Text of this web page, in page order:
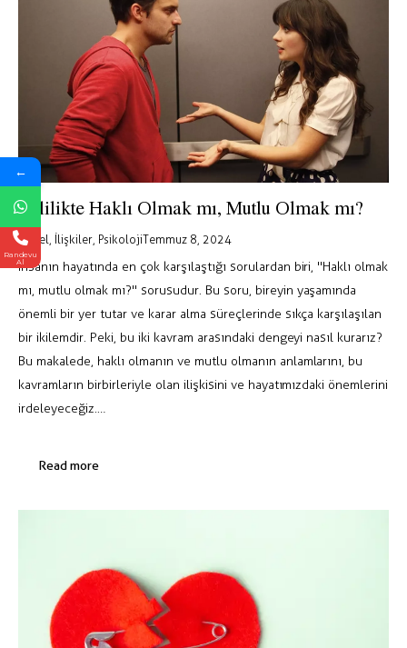
Evlilikte Haklı Olmak mı, Mutlu Olmak mı?
Genel İlişkiler PsikolojiTemmuz 8, 2024
İnsanın hayatında en çok karşılaştığı sorulardan biri, "Haklı olmak
mı, mutlu olmak mı?" sorusudur. Bu soru, bireyin yaşamında
önemli bir yer tutar ve karar alma süreçlerinde sıkça karşılaşılan
bir ikilemdir. Peki, bu iki kavram arasındaki dengeyi nasıl kurarız?
Bu makalede, haklı olmanın ve mutlu olmanın anlamlarını, bu
kavramların birbirleriyle olan ilişkisini ve hayatımızdaki önemlerini
irdeleyeceğiz.…
Read more
←
Randevu
Al